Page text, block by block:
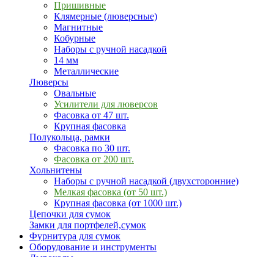
Пришивные
Клямерные (люверсные)
Магнитные
Кобурные
Наборы с ручной насадкой
14 мм
Металлические
Люверсы
Овальные
Усилители для люверсов
Фасовка от 47 шт.
Крупная фасовка
Полукольца, рамки
Фасовка по 30 шт.
Фасовка от 200 шт.
Хольнитены
Наборы с ручной насадкой (двухсторонние)
Мелкая фасовка (от 50 шт.)
Крупная фасовка (от 1000 шт.)
Цепочки для сумок
Замки для портфелей,сумок
Фурнитура для сумок
Оборудование и инструменты